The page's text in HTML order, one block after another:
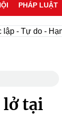
PHÁP LUẬT
Tự do - Hạnh
lở tại